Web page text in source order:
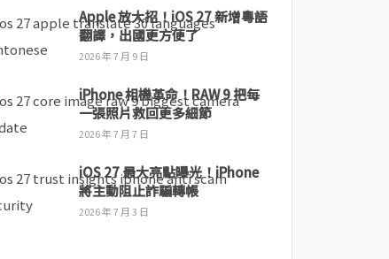
Apple 放大招！iOS 27 新增粵語
翻譯，出國更方便了
2026 年 7 月 9 日
iPhone 相機革命！RAW 9 把每
一張照片救回更多細節
2026 年 7 月 7 日
iOS 27 最大亮點曝光！iPhone
將主動阻止詐騙轉帳
2026 年 7 月 3 日